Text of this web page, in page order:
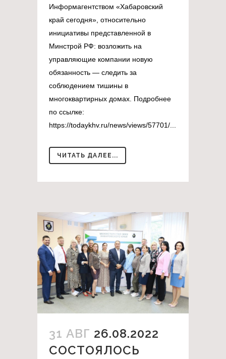
Информагентством «Хабаровский
край сегодня», относительно
инициативы представленной в
Минстрой РФ: возложить на
управляющие компании новую
обязанность — следить за
соблюдением тишины в
многоквартирных домах. Подробнее
по ссылке:
https://todaykhv.ru/news/views/57701/...
ЧИТАТЬ ДАЛЕЕ...
31 АВГ 26.08.2022
СОСТОЯЛОСЬ